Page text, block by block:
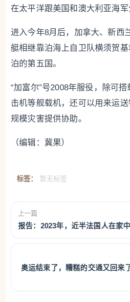
在太平洋跟美国和澳大利亚海军
进入今年8月后，加拿大、新西
艇相继靠泊海上自卫队横须贺
泊的第五国。
“加富尔”号2008年服役，除可
击机等舰载机，还可以用来运
规模灾害提供协助。
（编辑：冀果）
标签： 暂无标签
上一篇
报告：2023年，近半法国人在家
奥运结束了，糟糕的交通又回来